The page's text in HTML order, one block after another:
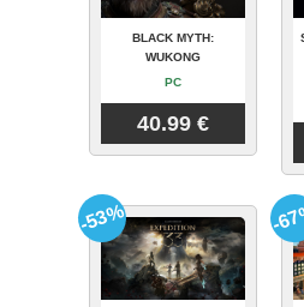
BLACK MYTH:
WUKONG
PC
40.99 €
-53% -